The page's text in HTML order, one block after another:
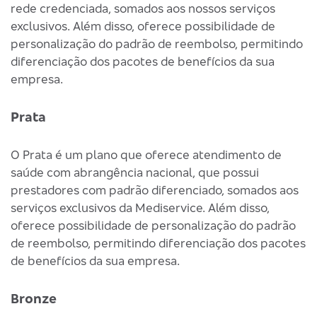
rede credenciada, somados aos nossos serviços
exclusivos. Além disso, oferece possibilidade de
personalização do padrão de reembolso, permitindo
diferenciação dos pacotes de benefícios da sua
empresa.
Prata
O Prata é um plano que oferece atendimento de
saúde com abrangência nacional, que possui
prestadores com padrão diferenciado, somados aos
serviços exclusivos da Mediservice. Além disso,
oferece possibilidade de personalização do padrão
de reembolso, permitindo diferenciação dos pacotes
de benefícios da sua empresa.
Bronze